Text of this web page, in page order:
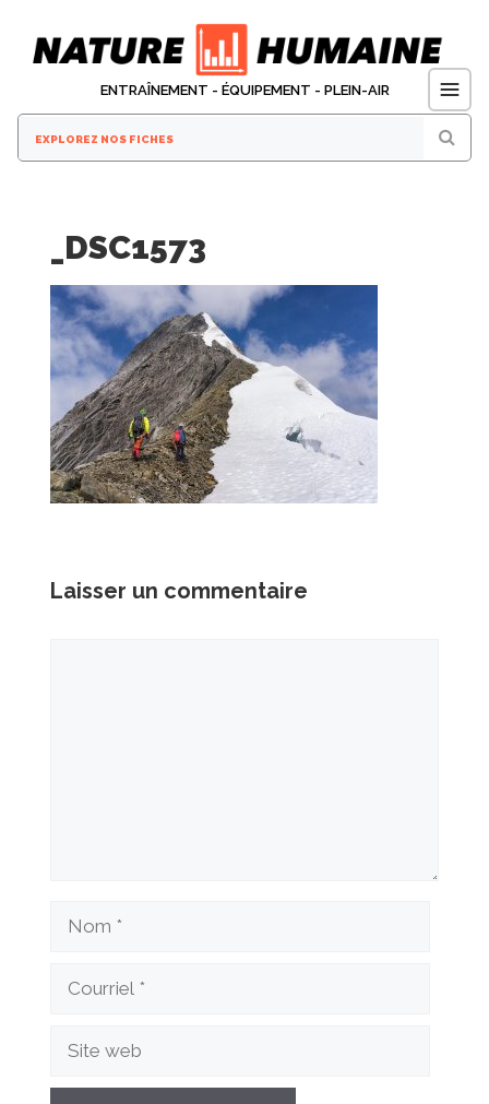
contenu
ENTRAÎNEMENT - ÉQUIPEMENT - PLEIN-AIR
_DSC1573
Laisser un commentaire